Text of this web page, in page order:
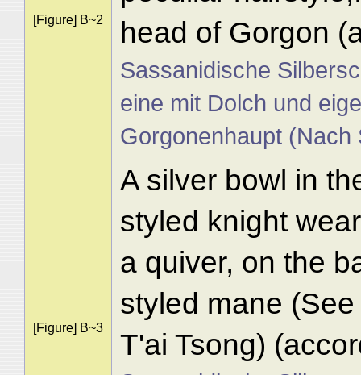
[Figure] B~2
head of Gorgon
Sassanidische
eine mit Dolch und
Gorgonenhaupt (Nach
[Figure] B~3
A silver bowl in
styled knight
a quiver, on the
styled mane
T'ai Tsong)